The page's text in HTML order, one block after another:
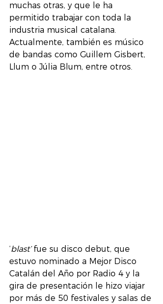
muchas otras, y que le ha
permitido trabajar con toda la
industria musical catalana.
Actualmente, también es músico
de bandas como Guillem Gisbert,
Llum o Júlia Blum, entre otros.
‘blast’ fue su disco debut, que
estuvo nominado a Mejor Disco
Catalán del Año por Radio 4 y la
gira de presentación le hizo viajar
por más de 50 festivales y salas de